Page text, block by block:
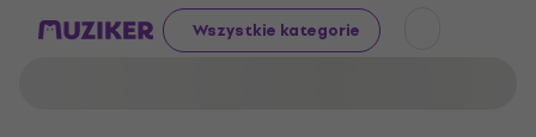
Wszystkie kategorie